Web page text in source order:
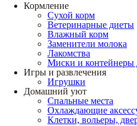
Кормление
Сухой корм
Ветеринарные диеты
Влажный корм
Заменители молока
Лакомства
Миски и контейнеры
Игры и развлечения
Игрушки
Домашний уют
Спальные места
Охлаждающие
Клетки, вольеры,